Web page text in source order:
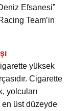
Efsanesi”
Team’in
yüksek
Cigarette
yolcuları
üst düzeyde